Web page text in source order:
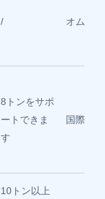
/ オムロン
8トンをサポ
ートできま
す
国際標準
10トン以上